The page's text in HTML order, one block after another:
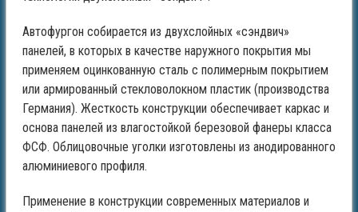
Автофургон собирается из двухслойных «сэндвич»
панелей, в которых в качестве наружного покрытия мы
применяем оцинкованную сталь с полимерным покрытием
или армированный стекловолокном пластик (производства
Германия). Жесткость конструкции обеспечивает каркас и
основа панелей из влагостойкой березовой фанеры класса
ФСФ. Облицовочные уголки изготовлены из анодированного
алюминиевого профиля.
Применение в конструкции современных материалов и